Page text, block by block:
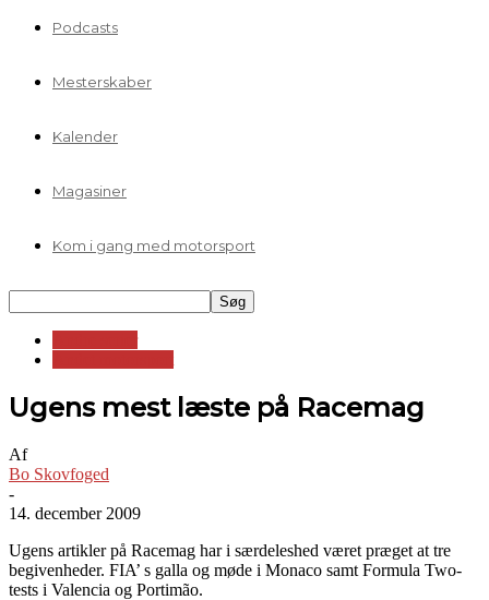
Podcasts
Mesterskaber
Kalender
Magasiner
Kom i gang med motorsport
Ugens mest læste på Racemag
Af
Bo Skovfoged
-
14. december 2009
Ugens artikler på Racemag har i særdeleshed været præget at tre
begivenheder. FIA’ s galla og møde i Monaco samt Formula Two-
tests i Valencia og Portimão.